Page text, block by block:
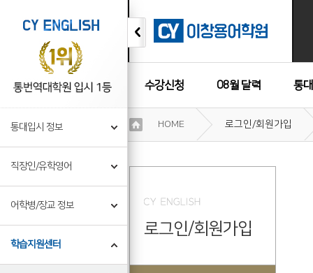
수강신청 08월 달력 통
수강후기
통대입시 정보
직장인/유학영어
어학병/장교 정보
학습지원센터
기
정
HOME 로그인/회원가입
로그인/회원가입